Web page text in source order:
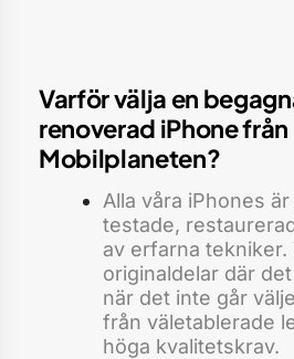
Varför välja en
renoverad iPhone från
Mobilplaneten?
Alla våra iPhones
testade,
av erfarna tekniker.
originaldelar där
när det inte går
från väletablerade
höga kvalitetskrav.